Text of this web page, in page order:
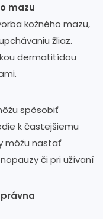
mazu
kožného mazu,
žliaz.
dermatitídou
spôsobiť
k častejšiemu
môžu nastať
či pri užívaní